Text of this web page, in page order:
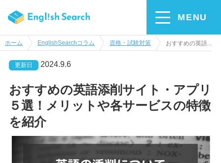
MENU
ホーム EnglishSearchコラム 資格・試験対策 おすすめの英語...
更新日 2024.9.6
おすすめの英語添削サイト・アプリ
５選！メリットや各サービスの特徴
を紹介